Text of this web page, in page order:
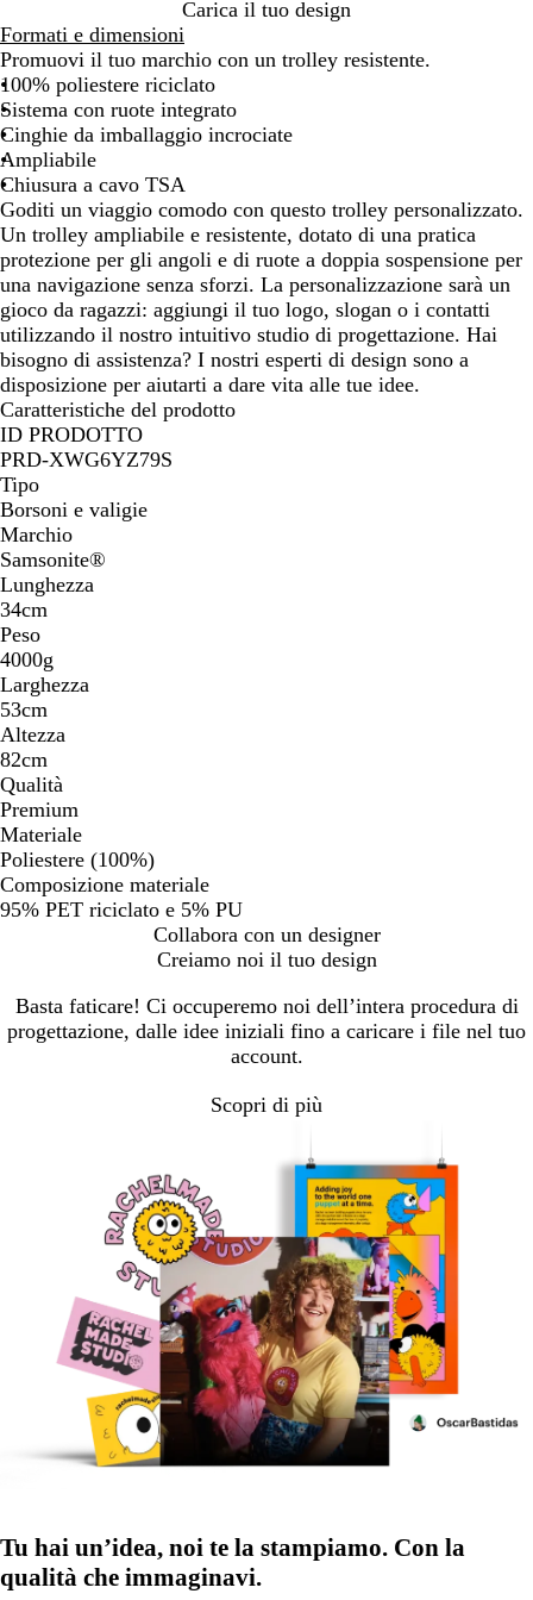
l
u
s
c
u
r
o
e
r
o
o
z
o
n
o
Carica il tuo design
Formati e dimensioni
Promuovi il tuo marchio con un trolley resistente.
100% poliestere riciclato
Sistema con ruote integrato
Cinghie da imballaggio incrociate
Ampliabile
Chiusura a cavo TSA
Goditi un viaggio comodo con questo trolley personalizzato.
Un trolley ampliabile e resistente, dotato di una pratica
protezione per gli angoli e di ruote a doppia sospensione per
una navigazione senza sforzi. La personalizzazione sarà un
gioco da ragazzi: aggiungi il tuo logo, slogan o i contatti
utilizzando il nostro intuitivo studio di progettazione. Hai
bisogno di assistenza? I nostri esperti di design sono a
disposizione per aiutarti a dare vita alle tue idee.
Caratteristiche del prodotto
ID PRODOTTO
PRD-XWG6YZ79S
Tipo
Borsoni e valigie
Marchio
Samsonite®
Lunghezza
34cm
Peso
4000g
Larghezza
53cm
Altezza
82cm
Qualità
Premium
Materiale
Poliestere (100%)
Composizione materiale
95% PET riciclato e 5% PU
Collabora con un designer
Creiamo noi il tuo design
Basta faticare! Ci occuperemo noi dell’intera procedura di
progettazione, dalle idee iniziali fino a caricare i file nel tuo
account.
Scopri di più
Tu hai un’idea, noi te la stampiamo. Con la
qualità che immaginavi.